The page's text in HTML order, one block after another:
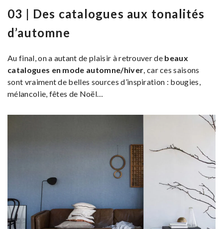
03 | Des catalogues aux tonalités
d’automne
Au final, on a autant de plaisir à retrouver de beaux
catalogues en mode automne/hiver, car ces saisons
sont vraiment de belles sources d’inspiration : bougies,
mélancolie, fêtes de Noël…